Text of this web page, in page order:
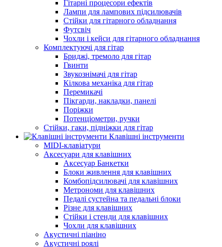
Гітарні процесори ефектів
Лампи для лампових підсилювачів
Стійки для гітарного обладнання
Футсвіч
Чохли і кейси для гітарного обладнання
Комплектуючі для гітар
Бриджі, тремоло для гітар
Гвинти
Звукознімачі для гітар
Кілкова механіка для гітар
Перемикачі
Пікгарди, накладки, панелі
Поріжки
Потенціометри, ручки
Стійки, гаки, підніжки для гітар
Клавішні інструменти
MIDI-клавіатури
Аксесуари для клавішних
Аксесуар Банкетки
Блоки живлення для клавішних
Комбопідсилювачі для клавішних
Метрономи для клавішних
Педалі сустейна та педальні блоки
Різне для клавішних
Стійки і стенди для клавішних
Чохли для клавішних
Акустичні піаніно
Акустичні роялі